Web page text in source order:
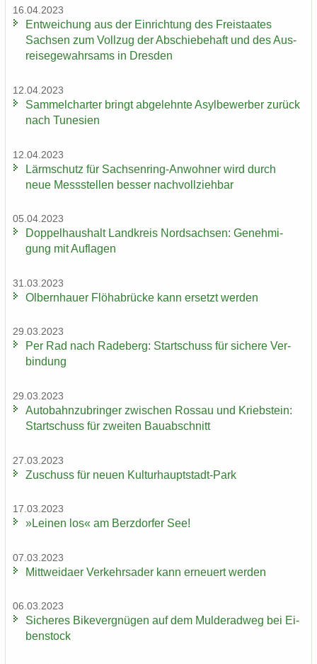
16.04.2023
Ent­wei­chung aus der Ein­rich­tung des Frei­staa­tes
Sach­sen zum Voll­zug der Ab­schie­be­haft und des Aus­
rei­se­ge­wahr­sams in Dres­den
12.04.2023
Sam­mel­char­ter bringt ab­ge­lehn­te Asyl­be­wer­ber zu­rück
nach Tu­ne­si­en
12.04.2023
Lärm­schutz für Sachsenring-​Anwohner wird durch
neue Mess­stel­len bes­ser nach­voll­zieh­bar
05.04.2023
Dop­pel­haus­halt Land­kreis Nord­sach­sen: Ge­neh­mi­
gung mit Auf­la­gen
31.03.2023
Ol­bern­hau­er Flöha­b­rü­cke kann er­setzt wer­den
29.03.2023
Per Rad nach Ra­de­berg: Start­schuss für si­che­re Ver­
bin­dung
29.03.2023
Au­to­bahn­zu­brin­ger zwi­schen Ros­sau und Krieb­stein:
Start­schuss für zwei­ten Bau­ab­schnitt
27.03.2023
Zu­schuss für neuen Kulturhauptstadt-​Park
17.03.2023
»Lei­nen los« am Berz­dor­fer See!
07.03.2023
Mitt­wei­da­er Ver­kehrs­ader kann er­neu­ert wer­den
06.03.2023
Si­che­res Bi­ke­ver­gnü­gen auf dem Mul­derad­weg bei Ei­
ben­stock